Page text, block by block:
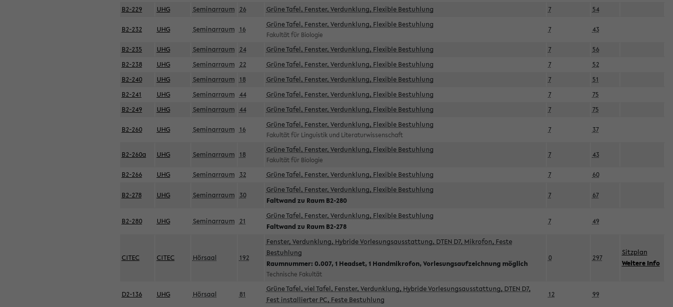
B2-229
UHG Seminarraum 26 Grüne Tafel, Fenster, Verdunklung, Flexible Bestuhlung 7 54
B2-232 UHG Seminarraum 16
Grüne Tafel, Fenster, Verdunklung, Flexible Bestuhlung
Fakultät für Biologie
7 43
B2-235 UHG Seminarraum 24 Grüne Tafel, Fenster, Verdunklung, Flexible Bestuhlung 7
56
B2-238
UHG Seminarraum 22 Grüne Tafel, Fenster, Verdunklung, Flexible Bestuhlung 7
52
B2-240
UHG Seminarraum 18 Grüne Tafel, Fenster, Verdunklung, Flexible Bestuhlung 7
51
B2-241
UHG Seminarraum 44 Grüne Tafel, Fenster, Verdunklung, Flexible Bestuhlung 7
75
B2-249
UHG Seminarraum 44 Grüne Tafel, Fenster, Verdunklung, Flexible Bestuhlung 7 75
B2-260 UHG Seminarraum 16
Grüne Tafel, Fenster, Verdunklung, Flexible Bestuhlung
Fakultät für Linguistik und Literaturwissenschaft
7 37
B2-260a UHG Seminarraum 18
Grüne Tafel, Fenster, Verdunklung, Flexible Bestuhlung
Fakultät für Biologie
7 43
B2-266 UHG Seminarraum 32 Grüne Tafel, Fenster, Verdunklung, Flexible Bestuhlung 7 60
B2-278 UHG Seminarraum 30
Grüne Tafel, Fenster, Verdunklung, Flexible Bestuhlung
Faltwand zu Raum B2-280
7 67
B2-280 UHG Seminarraum 21
Grüne Tafel, Fenster, Verdunklung, Flexible Bestuhlung
Faltwand zu Raum B2-278
7 49
CITEC CITEC Hörsaal 192
Fenster, Verdunklung, Hybride Vorlesungsausstattung, DTEN D7, Mikrofon, Feste
Bestuhlung
Raumnummer: 0.007, 1 Headset, 1 Handmikrofon, Vorlesungsaufzeichnung möglich
Technische Fakultät
0 297
Sitzplan
Weitere Info
D2-136 UHG Hörsaal 81
Grüne Tafel, viel Tafel, Fenster, Verdunklung, Hybride Vorlesungsausstattung, DTEN D7,
Fest installierter PC, Feste Bestuhlung
12 99